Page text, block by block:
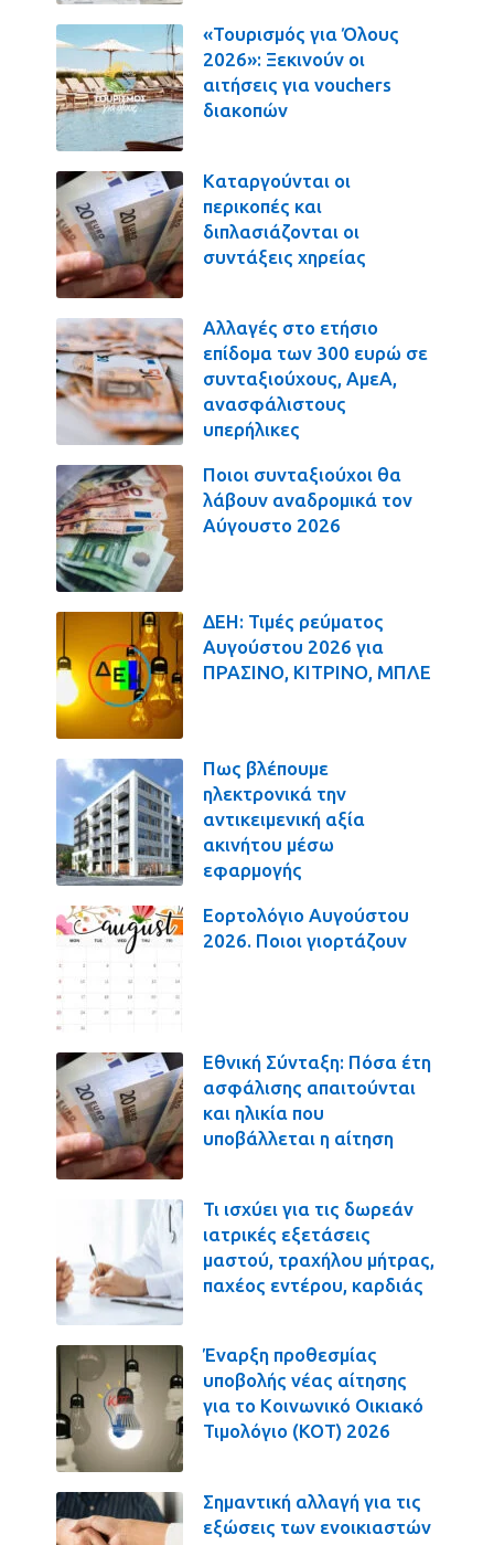
«Τουρισμός για Όλους
2026»: Ξεκινούν οι
αιτήσεις για vouchers
διακοπών
Καταργούνται οι
περικοπές και
διπλασιάζονται οι
συντάξεις χηρείας
Αλλαγές στο ετήσιο
επίδομα των 300 ευρώ σε
συνταξιούχους, ΑμεΑ,
ανασφάλιστους
υπερήλικες
Ποιοι συνταξιούχοι θα
λάβουν αναδρομικά τον
Αύγουστο 2026
ΔΕΗ: Τιμές ρεύματος
Αυγούστου 2026 για
ΠΡΑΣΙΝΟ, ΚΙΤΡΙΝΟ, ΜΠΛΕ
Πως βλέπουμε
ηλεκτρονικά την
αντικειμενική αξία
ακινήτου μέσω
εφαρμογής
Εορτολόγιο Αυγούστου
2026. Ποιοι γιορτάζουν
Εθνική Σύνταξη: Πόσα έτη
ασφάλισης απαιτούνται
και ηλικία που
υποβάλλεται η αίτηση
Τι ισχύει για τις δωρεάν
ιατρικές εξετάσεις
μαστού, τραχήλου μήτρας,
παχέος εντέρου, καρδιάς
Έναρξη προθεσμίας
υποβολής νέας αίτησης
για το Κοινωνικό Οικιακό
Τιμολόγιο (ΚΟΤ) 2026
Σημαντική αλλαγή για τις
εξώσεις των ενοικιαστών